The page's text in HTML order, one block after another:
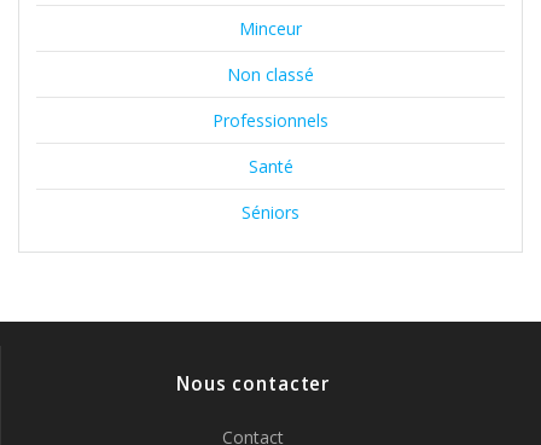
Minceur
Non classé
Professionnels
Santé
Séniors
Nous contacter
Contact